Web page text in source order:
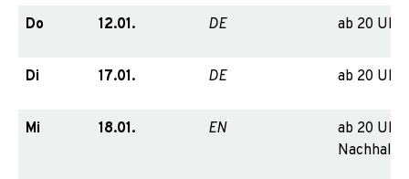
Do 12.01. DE ab 20 Uhr
Di 17.01. DE ab 20 Uhr
Mi 18.01. EN
ab 20